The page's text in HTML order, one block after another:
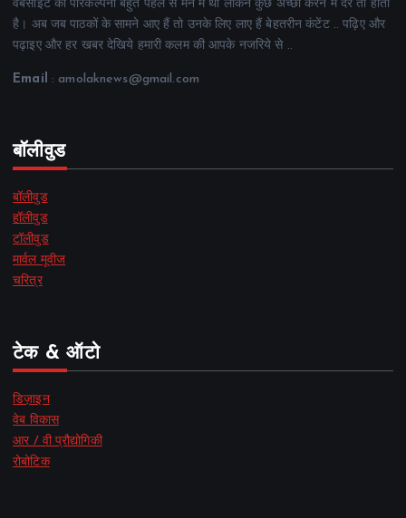
वेबसाइट की परिकल्पना बहुत पहले से मन में थी लेकिन कुछ अच्छा करने में देर तो होती
है। अब जब पाठकों के सामने आए हैं तो उनके लिए लाए हैं बेहतरीन कंटेंट .. पढ़िए और
पढ़ाइए और हर खबर देखिये हमारी कलम की आपके नजरिये से ..
Email : amolaknews@gmail.com
बॉलीवुड
बॉलीवुड
हॉलीवुड
टॉलीवुड
मार्वल मूवीज
चरित्र
टेक & ऑटो
डिज़ाइन
वेब विकास
आर / वी प्रौद्योगिकी
रोबोटिक